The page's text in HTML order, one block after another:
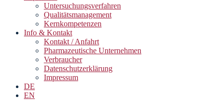
Untersuchungsverfahren
Qualitätsmanagement
Kernkompetenzen
Info & Kontakt
Kontakt / Anfahrt
Pharmazeutische Unternehmen
Verbraucher
Datenschutzerklärung
Impressum
DE
EN